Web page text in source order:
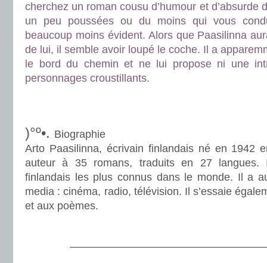
cherchez un roman cousu d’humour et d’absurde
un peu poussées ou du moins qui vous
beaucoup moins évident. Alors que Paasilinna
de lui, il semble avoir loupé le coche. Il a
le bord du chemin et ne lui propose ni une
personnages croustillants.
)°º•. Biographie
Arto Paasilinna, écrivain finlandais né en 1942
auteur à 35 romans, traduits en 27 langues.
finlandais les plus connus dans le monde. Il a
media : cinéma, radio, télévision. Il s’essaie
et aux poèmes.